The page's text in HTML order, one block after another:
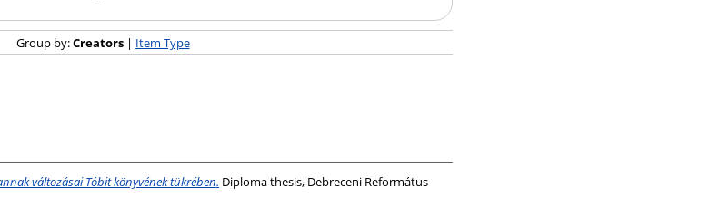
Group by:Creators| Item Type
változásai Tóbit könyvének tükrében. Diploma thesis, Debreceni Református